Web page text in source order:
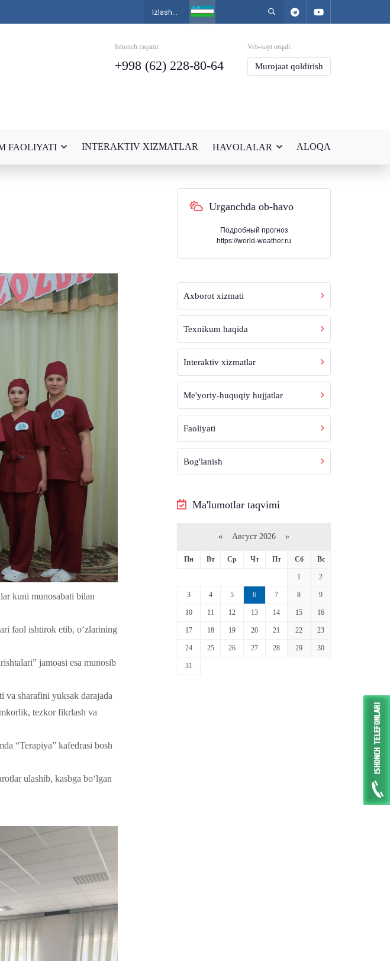
Ishonch raqami:
+998 (62) 228-80-64
Veb-sayt orqali:
Murojaat qoldirish
FAOLIYATI INTERAKTIV XIZMATLAR HAVOLALAR ALOQA
kuni munosabati bilan
faol ishtirok etib, o‘zlarining
jamoasi esa munosib
va sharafini yuksak darajada
tezkor fikrlash va
“Terapiya” kafedrasi bosh
ulashib, kasbga bo‘lgan
Urganchda ob-havo
Подробный прогноз
https://world-weather.ru
Axborot xizmati
Texnikum haqida
Interaktiv xizmatlar
Me'yoriy-huquqiy hujjatlar
Faoliyati
Bog'lanish
Ma'lumotlar taqvimi
« Август 2026 »
Пн Вт Ср Чт Пт Сб Вс
1 2
3 4 5 6 7 8 9
10 11 12 13 14 15 16
17 18 19 20 21 22 23
24 25 26 27 28 29 30
31